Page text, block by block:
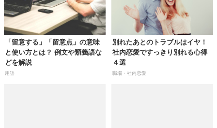
「留意する」「留意点」の意味
と使い方とは？ 例文や類義語な
どを解説
用語
別れたあとのトラブルはイヤ！
社内恋愛ですっきり別れる心得
４選
職場・社内恋愛